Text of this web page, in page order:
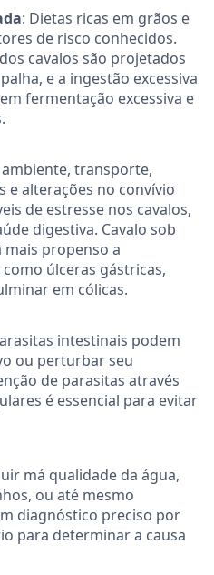
: Dietas ricas em grãos e
de risco conhecidos.
cavalos são projetados
e a ingestão excessiva
fermentação excessiva e
transporte,
e alterações no convívio
de estresse nos cavalos,
digestiva. Cavalo sob
mais propenso a
úlceras gástricas,
em cólicas.
intestinais podem
ou perturbar seu
de parasitas através
é essencial para evitar
má qualidade da água,
ou até mesmo
diagnóstico preciso por
para determinar a causa